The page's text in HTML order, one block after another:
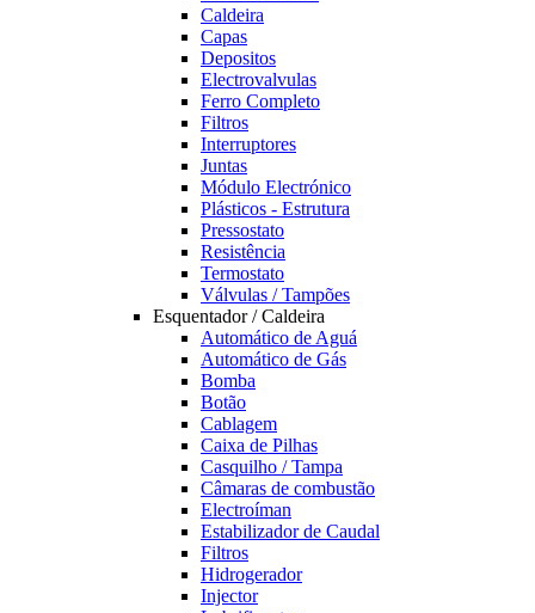
Caldeira
Capas
Depositos
Electrovalvulas
Ferro Completo
Filtros
Interruptores
Juntas
Módulo Electrónico
Plásticos - Estrutura
Pressostato
Resistência
Termostato
Válvulas / Tampões
Esquentador / Caldeira
Automático de Aguá
Automático de Gás
Bomba
Botão
Cablagem
Caixa de Pilhas
Casquilho / Tampa
Câmaras de combustão
Electroíman
Estabilizador de Caudal
Filtros
Hidrogerador
Injector